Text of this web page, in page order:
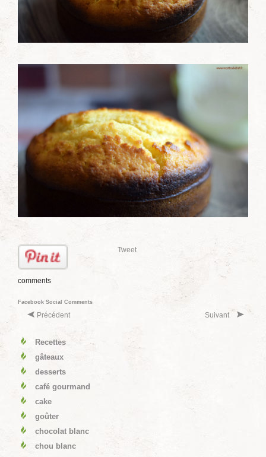
Tweet
comments
Facebook Social Comments
Précédent Suivant
Recettes
gâteaux
desserts
café gourmand
cake
goûter
chocolat blanc
chou blanc